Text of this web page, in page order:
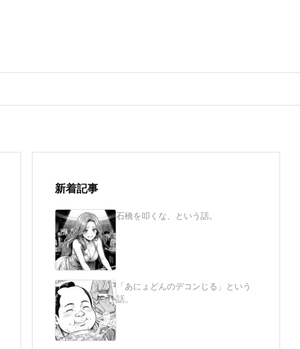
新着記事
石橋を叩くな、という話。
「あにょどんのデコンじる」という
話。